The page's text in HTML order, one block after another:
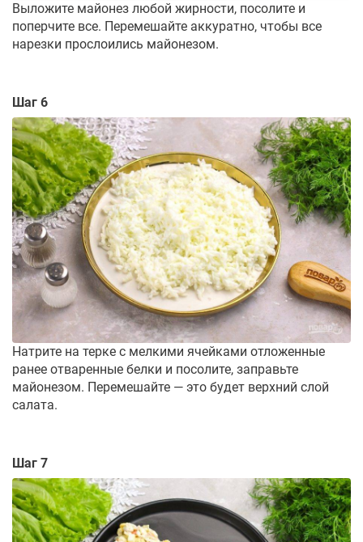
Выложите майонез любой жирности, посолите и
поперчите все. Перемешайте аккуратно, чтобы все
нарезки прослоились майонезом.
Шаг 6
Натрите на терке с мелкими ячейками отложенные
ранее отваренные белки и посолите, заправьте
майонезом. Перемешайте — это будет верхний слой
салата.
Шаг 7